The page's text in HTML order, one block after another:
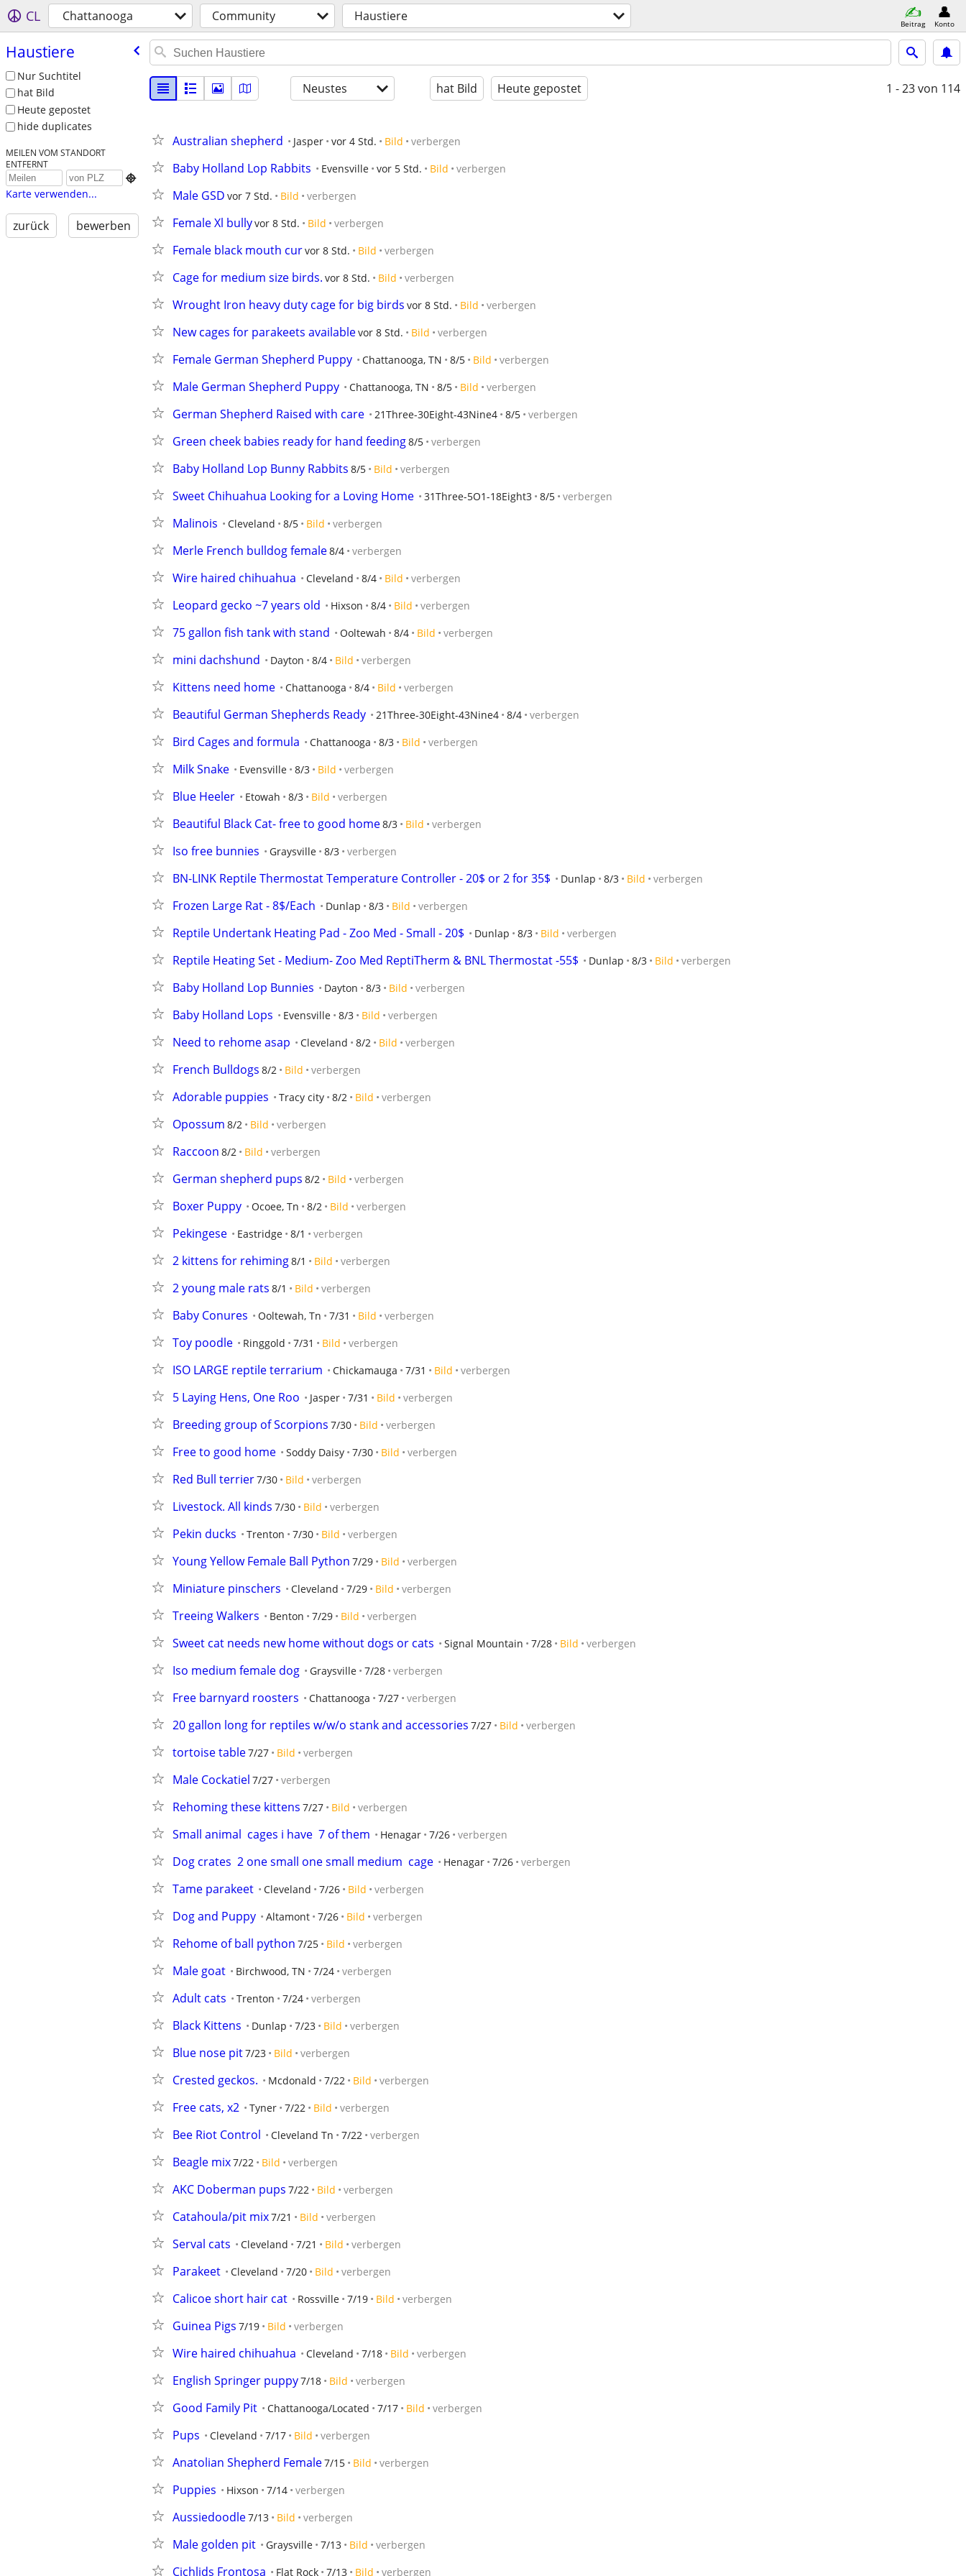
CL Chattanooga Community Haustiere Beitrag Konto
Haustiere
Nur Suchtitel
hat Bild
Heute gepostet
hide duplicates
MEILEN VOM STANDORT
ENTFERNT

Karte verwenden...
zurück bewerben
Neustes hat Bild Heute gepostet 1 - 23von 114
Australian shepherd Jasper vor 4 Std. Bild verbergen
Baby Holland Lop Rabbits Evensville vor 5 Std. Bild verbergen
Male GSD vor 7 Std. Bild verbergen
Female Xl bullyvor 8 Std. Bild verbergen
Female black mouth curvor 8 Std. Bild verbergen
Cage for medium size birds. vor 8 Std. Bild verbergen
Wrought Iron heavy duty cage for big birds vor 8 Std. Bild verbergen
New cages for parakeets availablevor 8 Std. Bild verbergen
Female German Shepherd Puppy Chattanooga, TN 8/5 Bild verbergen
Male German Shepherd Puppy Chattanooga, TN 8/5 Bild verbergen
German Shepherd Raised with care 21Three-30Eight-43Nine4 8/5 verbergen
Green cheek babies ready for hand feeding8/5 verbergen
Baby Holland Lop Bunny Rabbits 8/5 Bild verbergen
Sweet Chihuahua Looking for a Loving Home 31Three-5O1-18Eight3 8/5 verbergen
Malinois Cleveland 8/5 Bild verbergen
Merle French bulldog female8/4 verbergen
Wire haired chihuahua Cleveland 8/4 Bild verbergen
Leopard gecko ~7 years old Hixson 8/4 Bild verbergen
75 gallon fish tank with stand Ooltewah 8/4 Bild verbergen
mini dachshund Dayton 8/4 Bild verbergen
Kittens need home Chattanooga 8/4 Bild verbergen
Beautiful German Shepherds Ready 21Three-30Eight-43Nine4 8/4 verbergen
Bird Cages and formula Chattanooga 8/3 Bild verbergen
Milk Snake Evensville 8/3 Bild verbergen
Blue Heeler Etowah 8/3 Bild verbergen
Beautiful Black Cat- free to good home8/3 Bild verbergen
Iso free bunnies Graysville 8/3 verbergen
BN-LINK Reptile Thermostat Temperature Controller - 20$ or 2 for 35$ Dunlap 8/3 Bild verbergen
Frozen Large Rat - 8$/Each Dunlap 8/3 Bild verbergen
Reptile Undertank Heating Pad - Zoo Med - Small - 20$ Dunlap 8/3 Bild verbergen
Reptile Heating Set - Medium- Zoo Med ReptiTherm & BNL Thermostat -55$ Dunlap 8/3 Bild verbergen
Baby Holland Lop Bunnies Dayton 8/3 Bild verbergen
Baby Holland Lops Evensville 8/3 Bild verbergen
Need to rehome asap Cleveland 8/2 Bild verbergen
French Bulldogs 8/2 Bild verbergen
Adorable puppies Tracy city 8/2 Bild verbergen
Opossum 8/2 Bild verbergen
Raccoon 8/2 Bild verbergen
German shepherd pups 8/2 Bild verbergen
Boxer Puppy Ocoee, Tn 8/2 Bild verbergen
Pekingese Eastridge 8/1 verbergen
2 kittens for rehiming8/1 Bild verbergen
2 young male rats 8/1 Bild verbergen
Baby Conures Ooltewah, Tn 7/31 Bild verbergen
Toy poodle Ringgold 7/31 Bild verbergen
ISO LARGE reptile terrarium Chickamauga 7/31 Bild verbergen
5 Laying Hens, One Roo Jasper 7/31 Bild verbergen
Breeding group of Scorpions 7/30 Bild verbergen
Free to good home Soddy Daisy 7/30 Bild verbergen
Red Bull terrier7/30 Bild verbergen
Livestock. All kinds 7/30 Bild verbergen
Pekin ducks Trenton 7/30 Bild verbergen
Young Yellow Female Ball Python 7/29 Bild verbergen
Miniature pinschers Cleveland 7/29 Bild verbergen
Treeing Walkers Benton 7/29 Bild verbergen
Sweet cat needs new home without dogs or cats Signal Mountain 7/28 Bild verbergen
Iso medium female dog Graysville 7/28 verbergen
Free barnyard roosters Chattanooga 7/27 verbergen
20 gallon long for reptiles w/w/o stank and accessories 7/27 Bild verbergen
tortoise table7/27 Bild verbergen
Male Cockatiel 7/27 verbergen
Rehoming these kittens 7/27 Bild verbergen
Small animal  cages i have  7 of them Henagar 7/26 verbergen
Dog crates  2 one small one small medium  cage Henagar 7/26 verbergen
Tame parakeet Cleveland 7/26 Bild verbergen
Dog and Puppy Altamont 7/26 Bild verbergen
Rehome of ball python 7/25 Bild verbergen
Male goat Birchwood, TN 7/24 verbergen
Adult cats Trenton 7/24 verbergen
Black Kittens Dunlap 7/23 Bild verbergen
Blue nose pit7/23 Bild verbergen
Crested geckos. Mcdonald 7/22 Bild verbergen
Free cats, x2 Tyner 7/22 Bild verbergen
Bee Riot Control Cleveland Tn 7/22 verbergen
Beagle mix7/22 Bild verbergen
AKC Doberman pups 7/22 Bild verbergen
Catahoula/pit mix7/21 Bild verbergen
Serval cats Cleveland 7/21 Bild verbergen
Parakeet Cleveland 7/20 Bild verbergen
Calicoe short hair cat Rossville 7/19 Bild verbergen
Guinea Pigs 7/19 Bild verbergen
Wire haired chihuahua Cleveland 7/18 Bild verbergen
English Springer puppy7/18 Bild verbergen
Good Family Pit Chattanooga/Located 7/17 Bild verbergen
Pups Cleveland 7/17 Bild verbergen
Anatolian Shepherd Female7/15 Bild verbergen
Puppies Hixson 7/14 verbergen
Aussiedoodle7/13 Bild verbergen
Male golden pit Graysville 7/13 Bild verbergen
Cichlids Frontosa Flat Rock 7/13 Bild verbergen